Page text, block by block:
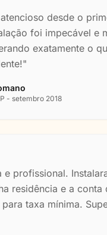
desde o
foi impecável e
exatamente o
- setembro 2018
e profissional.
residência e a conta
taxa mínima.